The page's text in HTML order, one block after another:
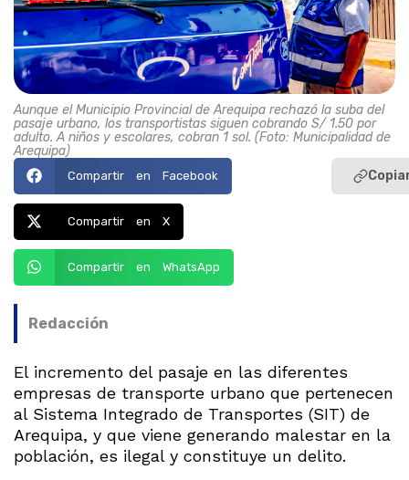
Aunque el Municipio Provincial de Arequipa rechazó la suba del
pasaje urbano, los transportistas siguen cobrando S/ 1.50 por
adulto. A niños y escolares, cobran 1 sol. (Foto: Municipalidad de
Arequipa)
Compartir en Facebook
Compartir en X
Compartir en WhatsApp
Redacción
El incremento del pasaje en las diferentes
empresas de transporte urbano que pertenecen
al Sistema Integrado de Transportes (SIT) de
Arequipa, y que viene generando malestar en la
población, es ilegal y constituye un delito.